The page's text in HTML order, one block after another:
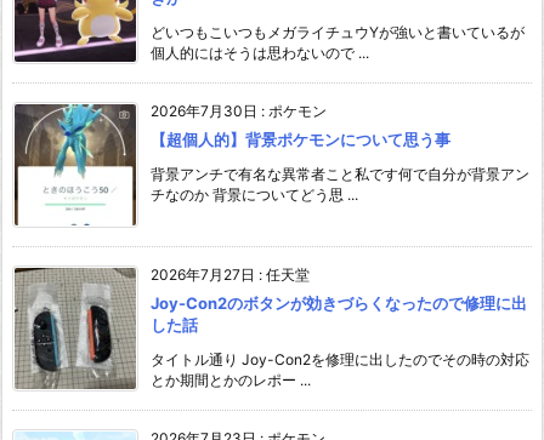
どいつもこいつもメガライチュウYが強いと書いているが
個人的にはそうは思わないので ...
2026年7月30日 : ポケモン
【超個人的】背景ポケモンについて思う事
背景アンチで有名な異常者こと私です何で自分が背景アン
チなのか 背景についてどう思 ...
2026年7月27日 : 任天堂
Joy-Con2のボタンが効きづらくなったので修理に出
した話
タイトル通り Joy-Con2を修理に出したのでその時の対応
とか期間とかのレポー ...